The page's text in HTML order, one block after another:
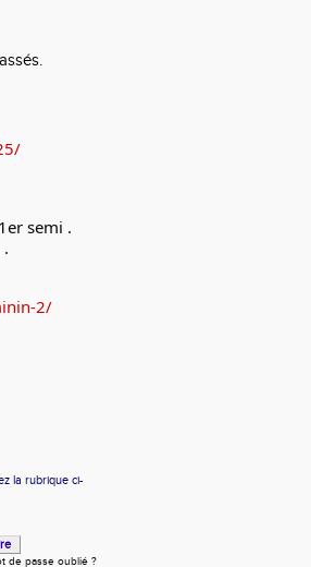
semi .
2/
la rubrique ci-
de passe oublié ?